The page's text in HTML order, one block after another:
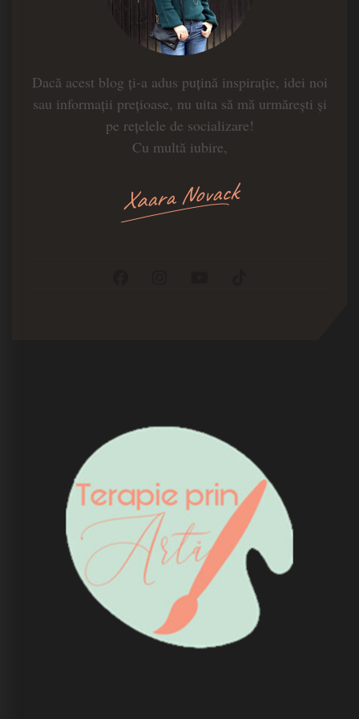
Dacă acest blog ți-a adus puțină inspirație, idei noi
sau informații prețioase, nu uita să mă urmărești și
pe rețelele de socializare!
Cu multă iubire,
Xaara Novack